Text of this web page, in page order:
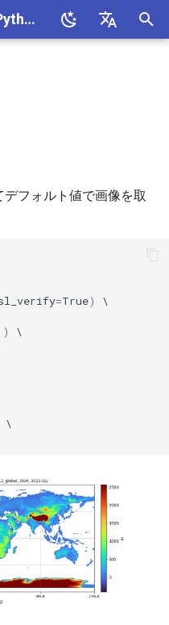
JAXA Earth API for Python (v0.1.6)
フォルト値で画像を取
=True)